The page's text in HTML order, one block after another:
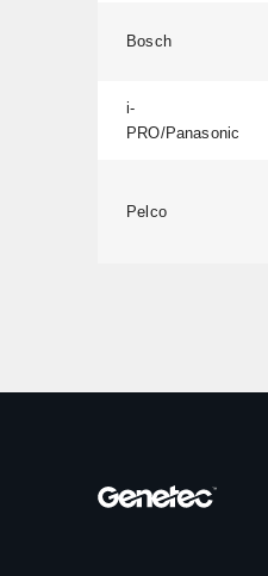
Bosch
i-
PRO/Panasonic
Pelco